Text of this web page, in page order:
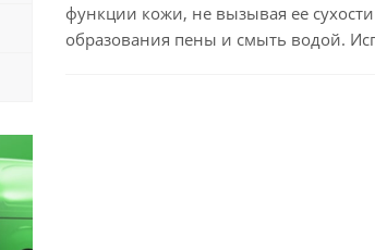
функции кожи, не вызывая ее
образования пены и смыть водой.